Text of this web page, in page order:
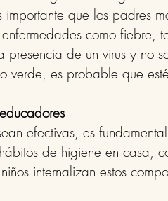
importante que los padres
como fiebre,
de un virus y no
verde, es probable que
efectivas, es
de higiene en casa,
internalizan estos